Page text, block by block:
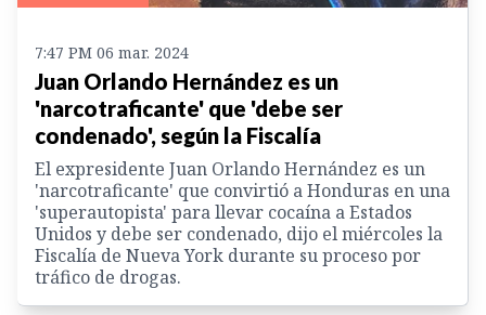
7:47 PM 06 mar. 2024
Juan Orlando Hernández es un
'narcotraficante' que 'debe ser
condenado', según la Fiscalía
El expresidente Juan Orlando Hernández es un
'narcotraficante' que convirtió a Honduras en una
'superautopista' para llevar cocaína a Estados
Unidos y debe ser condenado, dijo el miércoles la
Fiscalía de Nueva York durante su proceso por
tráfico de drogas.